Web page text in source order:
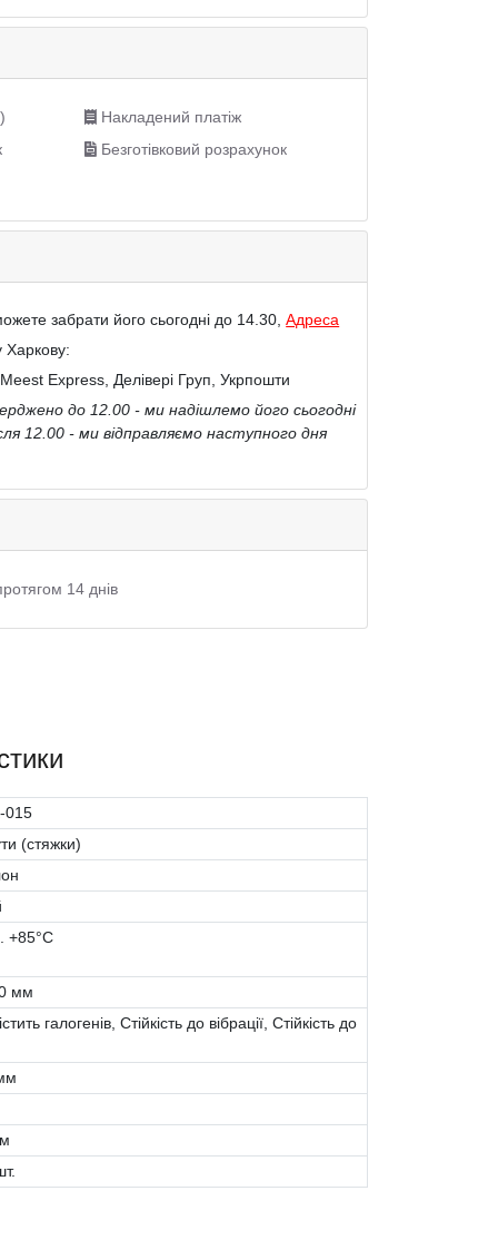
Накладений платіж
Безготівковий розрахунок
забрати його сьогодні до 14.30, Адреса
Харкову:
Express, Делівері Груп, Укрпошти
до 12.00 - ми надішлемо його сьогодні
12.00 - ми відправляємо наступного дня
14 днів
015
(стяжки)
+85°С
мм
галогенів, Стійкість до вібрації, Стійкість до